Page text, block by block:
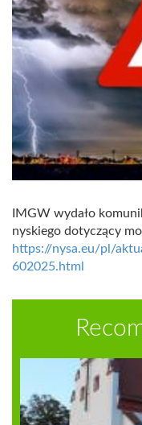
IMGW wydało
nyskiego dotyczący
https://nysa.eu/pl/
602025.html